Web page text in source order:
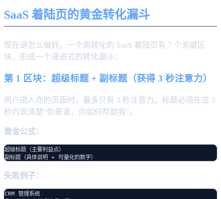
SaaS 着陆页的黄金转化漏斗
现在讲怎么做好。一个高转化的 SaaS 着陆页有 7 个关键区
块，形成一个递进式的转化漏斗：
第 1 区块：超级标题 + 副标题（获得 3 秒注意力）
用户进入你的页面时，最多只有 3 秒注意力。标题必须在这 3
秒内说清楚"你是谁，你如何帮助我"。
黄金公式：
超级标题（主要利益点）
失败例子：
CRM 管理系统